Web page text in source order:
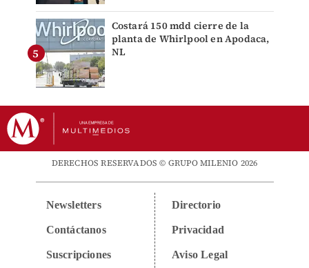
Costará 150 mdd cierre de la
planta de Whirlpool en Apodaca,
NL
DERECHOS RESERVADOS © GRUPO MILENIO 2026
Newsletters
Contáctanos
Suscripciones
Directorio
Privacidad
Aviso Legal